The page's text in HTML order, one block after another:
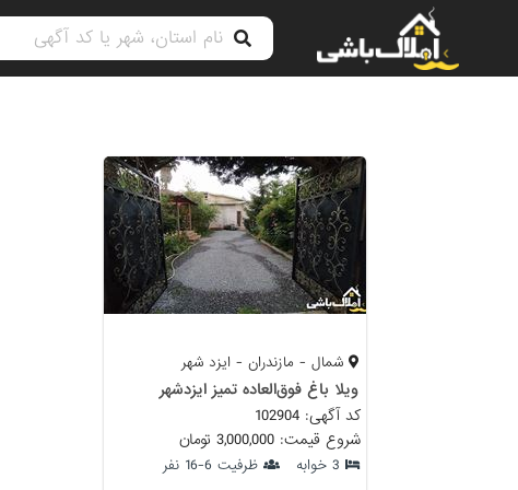
شمال - مازندران - ایزد شهر
ویلا باغ فوق‌العاده تمیز ایزدشهر
کد آگهی: 102904
شروع قیمت: 3,000,000 تومان
3 خوابه ظرفیت 6-16 نفر